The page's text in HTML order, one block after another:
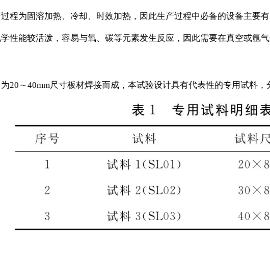
程为固溶加热、冷却、时效加热，因此生产过程中必备的设备主要
性能较活泼，容易与氧、碳等元素发生反应，因此需要在真空或氩气
20～40mm尺寸板材焊接而成，本试验设计具有代表性的专用试料，